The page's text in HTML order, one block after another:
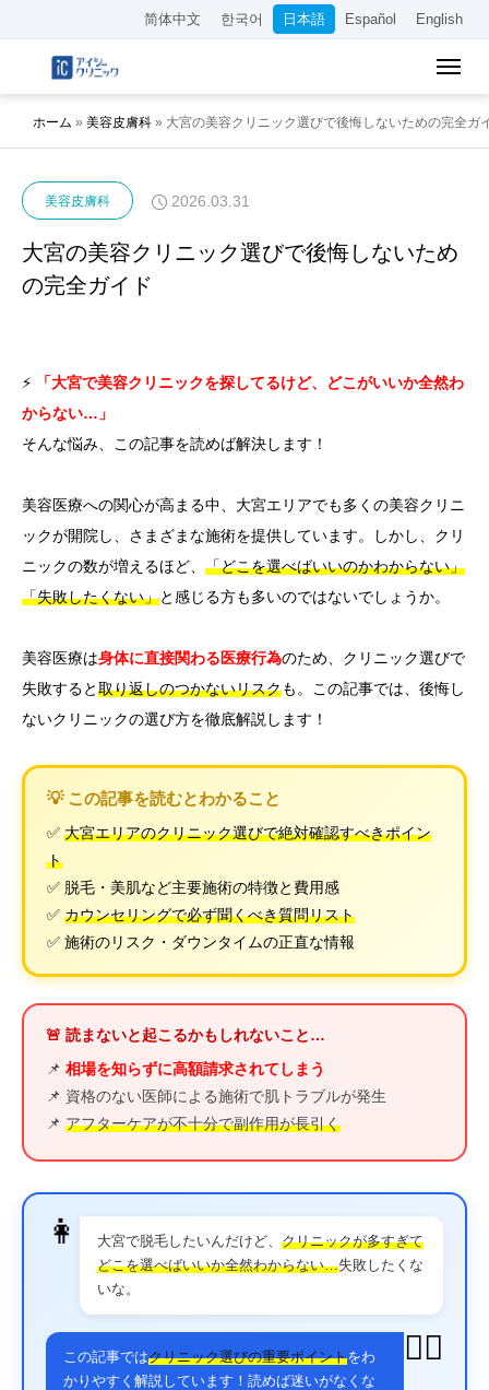
简体中文 한국어 日本語 Español English
ホーム » 美容皮膚科 » 大宮の美容クリニック選びで後悔しないための完全ガ
美容皮膚科 2026.03.31
大宮の美容クリニック選びで後悔しないため
の完全ガイド
⚡
「大宮で美容クリニックを探してるけど、どこがいいか全然わ
からない…」
そんな悩み、この記事を読めば解決します！
美容医療への関心が高まる中、大宮エリアでも多くの美容クリニ
ックが開院し、さまざまな施術を提供しています。しかし、クリ
ニックの数が増えるほど、 「どこを選べばいいのかわからない」
「失敗したくない」と感じる方も多いのではないでしょうか。
美容医療は身体に直接関わる医療行為のため、クリニック選びで
失敗すると取り返しのつかないリスクも。この記事では、後悔し
ないクリニックの選び方を徹底解説します！
💡 この記事を読むとわかること
✅ 大宮エリアのクリニック選びで絶対確認すべきポイン
ト
✅ 脱毛・美肌など主要施術の特徴と費用感
✅ カウンセリングで必ず聞くべき質問リスト
✅ 施術のリスク・ダウンタイムの正直な情報
🚨 読まないと起こるかもしれないこと…
📌 相場を知らずに高額請求されてしまう
📌 資格のない医師による施術で肌トラブルが発生
📌 アフターケアが不十分で副作用が長引く
👩 大宮で脱毛したいんだけど、 クリニックが多すぎて
どこを選べばいいか全然わからない…失敗したくな
いな。
👨‍⚕️
この記事ではクリニック選びの重要ポイントをわ
かりやすく解説しています！読めば迷いがなくな